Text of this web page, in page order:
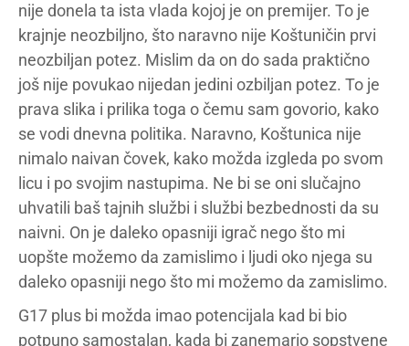
nije donela ta ista vlada kojoj je on premijer. To je
krajnje neozbiljno, što naravno nije Koštuničin prvi
neozbiljan potez. Mislim da on do sada praktično
još nije povukao nijedan jedini ozbiljan potez. To je
prava slika i prilika toga o čemu sam govorio, kako
se vodi dnevna politika. Naravno, Koštunica nije
nimalo naivan čovek, kako možda izgleda po svom
licu i po svojim nastupima. Ne bi se oni slučajno
uhvatili baš tajnih službi i službi bezbednosti da su
naivni. On je daleko opasniji igrač nego što mi
uopšte možemo da zamislimo i ljudi oko njega su
daleko opasniji nego što mi možemo da zamislimo.
G17 plus bi možda imao potencijala kad bi bio
potpuno samostalan, kada bi zanemario sopstvene